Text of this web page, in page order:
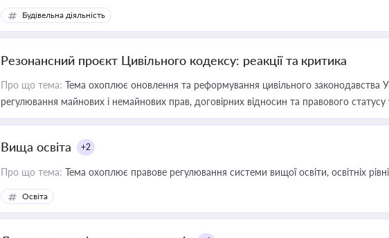
Будівельна діяльність
Резонансний проєкт Цивільного кодексу: реакції та критика
Про що тема: Тема охоплює оновлення та реформування цивільного законодавства
регулювання майнових і немайнових прав, договірних відносин та правового статусу
Вища освіта +2
Про що тема: Тема охоплює правове регулювання системи вищої освіти, освітніх
Освіта